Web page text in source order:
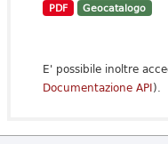
PDF Geocatalogo
E' possibile inoltre
Documentazione API).